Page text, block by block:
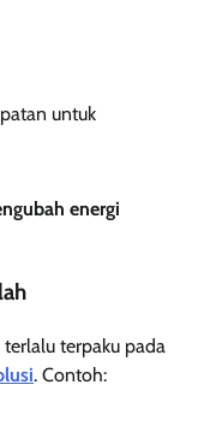
untuk
energi
terpaku pada
. Contoh: